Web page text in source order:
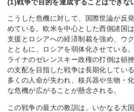
(1)戦争で目的を達成することはできな
こうした危機に対して、国際世論が反
めている。欧米を中心とした西側諸国
支援とロシアへの経済制裁を強め、ウ
とともに、ロシアを弱体化させている
ライナのゼレンスキー政権の打倒は頓
の支配を目指した戦争は長期化してい
多くの人命が失われ、核兵器や生物・
な危機が広がることが懸念される。
この戦争の最大の教訓は、いかなる大